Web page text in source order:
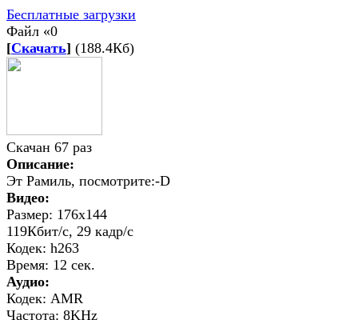
Бесплатные загрузки
Файл «0
[Скачать] (188.4Кб)
Скачан 67 раз
Описание:
Эт Рамиль, посмотрите:-D
Видео:
Размер: 176x144
119Кбит/с, 29 кадр/с
Кодек: h263
Время: 12 сек.
Аудио:
Кодек: AMR
Частота: 8KHz